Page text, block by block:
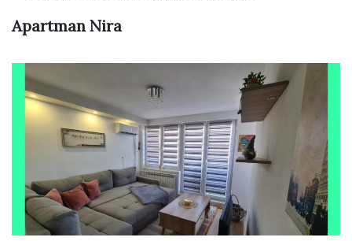
Apartman Nira